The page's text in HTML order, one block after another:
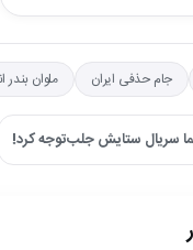
جام حذفی ایران ملوان بندر
ستایش جلب‌توجه کرد!